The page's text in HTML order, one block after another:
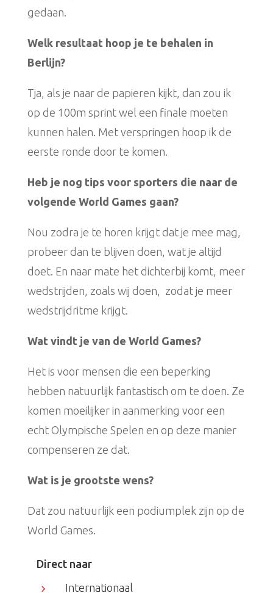
gedaan.
Welk resultaat hoop je te behalen in
Berlijn?
Tja, als je naar de papieren kijkt, dan zou ik
op de 100m sprint wel een finale moeten
kunnen halen. Met verspringen hoop ik de
eerste ronde door te komen.
Heb je nog tips voor sporters die naar de
volgende World Games gaan?
Nou zodra je te horen krijgt dat je mee mag,
probeer dan te blijven doen, wat je altijd
doet. En naar mate het dichterbij komt, meer
wedstrijden, zoals wij doen, zodat je meer
wedstrijdritme krijgt.
Wat vindt je van de World Games?
Het is voor mensen die een beperking
hebben natuurlijk fantastisch om te doen. Ze
komen moeilijker in aanmerking voor een
echt Olympische Spelen en op deze manier
compenseren ze dat.
Wat is je grootste wens?
Dat zou natuurlijk een podiumplek zijn op de
World Games.
Direct naar
5
Internationaal